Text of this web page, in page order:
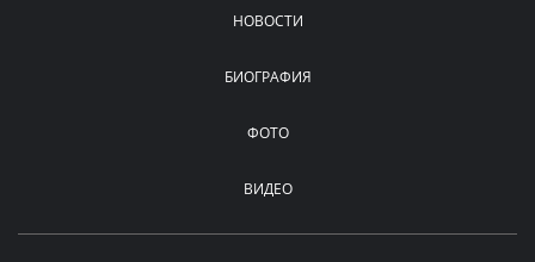
НОВОСТИ
БИОГРАФИЯ
ФОТО
ВИДЕО